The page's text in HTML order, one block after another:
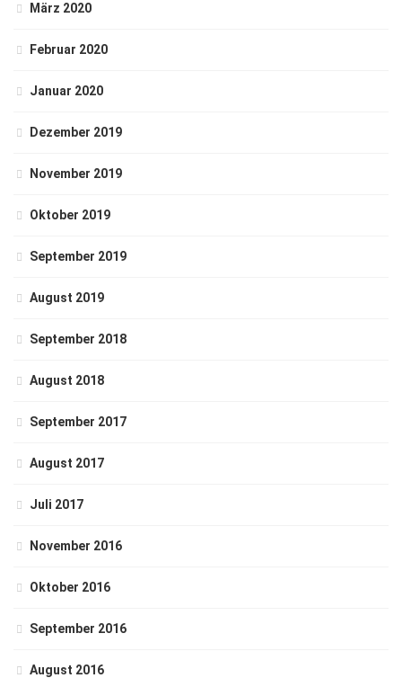
März 2020
Februar 2020
Januar 2020
Dezember 2019
November 2019
Oktober 2019
September 2019
August 2019
September 2018
August 2018
September 2017
August 2017
Juli 2017
November 2016
Oktober 2016
September 2016
August 2016